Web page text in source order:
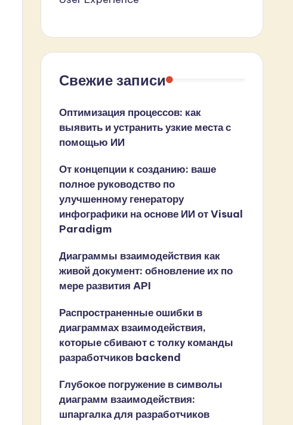
Свежие записи
Оптимизация процессов: как
выявить и устранить узкие места с
помощью ИИ
От концепции к созданию: ваше
полное руководство по
улучшенному генератору
инфографики на основе ИИ от Visual
Paradigm
Диаграммы взаимодействия как
живой документ: обновление их по
мере развития API
Распространенные ошибки в
диаграммах взаимодействия,
которые сбивают с толку команды
разработчиков backend
Глубокое погружение в символы
диаграмм взаимодействия:
шпаргалка для разработчиков